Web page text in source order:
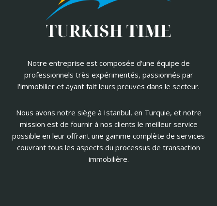
Notre entreprise est composée d'une équipe de
professionnels très expérimentés, passionnés par
l'immobilier et ayant fait leurs preuves dans le secteur.
Nous avons notre siège à Istanbul, en Turquie, et notre
mission est de fournir à nos clients le meilleur service
possible en leur offrant une gamme complète de services
couvrant tous les aspects du processus de transaction
immobilière.